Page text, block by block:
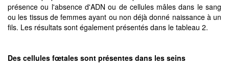
présence ou l'absence d'ADN ou de cellules mâles dans le sang
ou les tissus de femmes ayant ou non déjà donné naissance à un
fils. Les résultats sont également présentés dans le tableau 2.
Des cellules fœtales sont présentes dans les seins